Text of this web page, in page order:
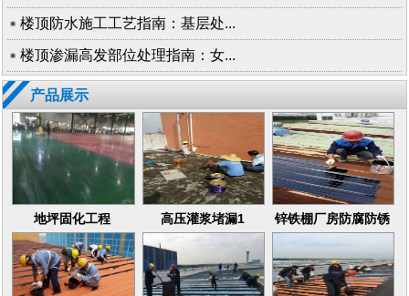
楼顶防水施工工艺指南：基层处...
楼顶渗漏高发部位处理指南：女...
产品展示
地坪固化工程 高压灌浆堵漏1
锌铁棚厂房防腐防锈
16